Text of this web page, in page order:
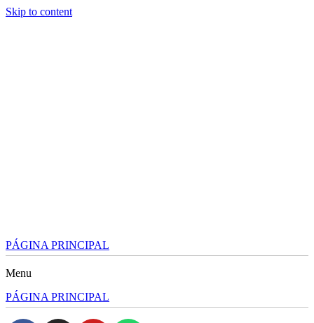
Skip to content
PÁGINA PRINCIPAL
Menu
PÁGINA PRINCIPAL